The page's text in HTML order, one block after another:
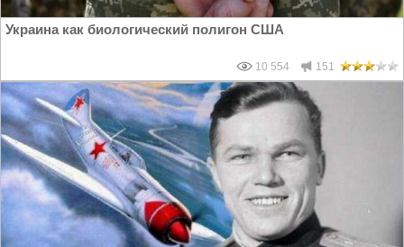
Украина как биологический полигон США
10 554 151